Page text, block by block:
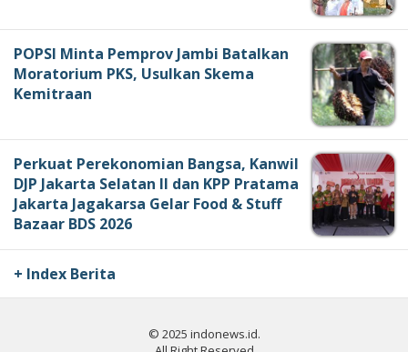
POPSI Minta Pemprov Jambi Batalkan
Moratorium PKS, Usulkan Skema
Kemitraan
Perkuat Perekonomian Bangsa, Kanwil
DJP Jakarta Selatan II dan KPP Pratama
Jakarta Jagakarsa Gelar Food & Stuff
Bazaar BDS 2026
+ Index Berita
© 2025 indonews.id.